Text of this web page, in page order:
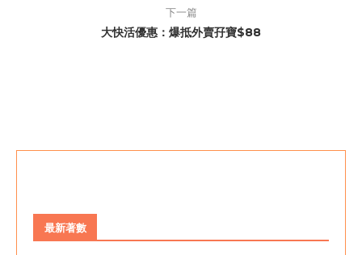
下一篇
大快活優惠：爆抵外賣孖寶$88
最新著數